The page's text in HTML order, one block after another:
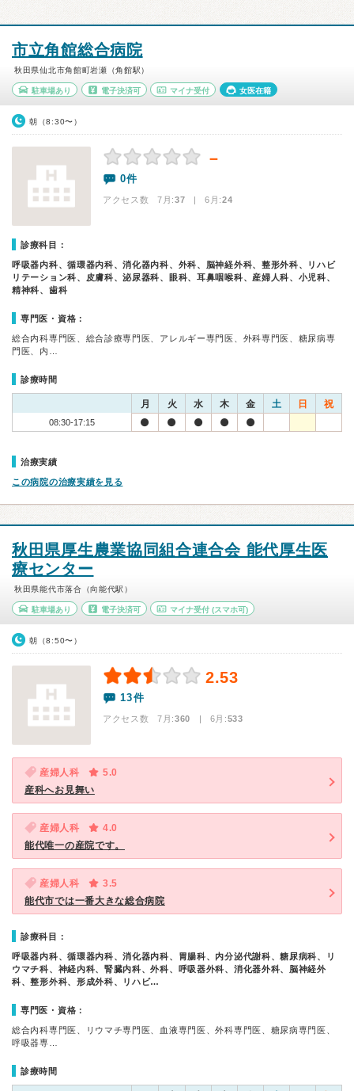
市立角館総合病院
秋田県仙北市角館町岩瀬（角館駅）
駐車場あり 電子決済可 マイナ受付 女医在籍
朝（8:30〜）
－
0件
アクセス数 7月:37 | 6月:24
診療科目：
呼吸器内科、循環器内科、消化器内科、外科、脳神経外科、整形外科、リハビ
リテーション科、皮膚科、泌尿器科、眼科、耳鼻咽喉科、産婦人科、小児科、
精神科、歯科
専門医・資格：
総合内科専門医、総合診療専門医、アレルギー専門医、外科専門医、糖尿病専
門医、内…
診療時間
月 火 水 木 金 土 日 祝
08:30-17:15
治療実績
この病院の治療実績を見る
秋田県厚生農業協同組合連合会 能代厚生医
療センター
秋田県能代市落合（向能代駅）
駐車場あり 電子決済可 マイナ受付 (スマホ可)
朝（8:50〜）
2.53
13件
アクセス数 7月:360 | 6月:533
産婦人科
5.0
産科へお見舞い
産婦人科
4.0
能代唯一の産院です。
産婦人科
3.5
能代市では一番大きな総合病院
診療科目：
呼吸器内科、循環器内科、消化器内科、胃腸科、内分泌代謝科、糖尿病科、リ
ウマチ科、神経内科、腎臓内科、外科、呼吸器外科、消化器外科、脳神経外
科、整形外科、形成外科、リハビ…
専門医・資格：
総合内科専門医、リウマチ専門医、血液専門医、外科専門医、糖尿病専門医、
呼吸器専…
診療時間